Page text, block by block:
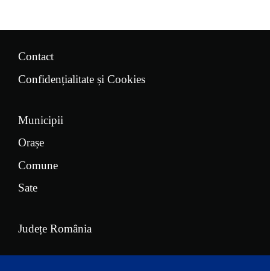
Contact
Confidențialitate și Cookies
Municipii
Orașe
Comune
Sate
Județe România